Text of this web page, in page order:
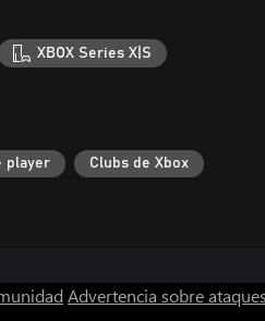
XBOX Series X|S
player Clubs de Xbox
Advertencia sobre